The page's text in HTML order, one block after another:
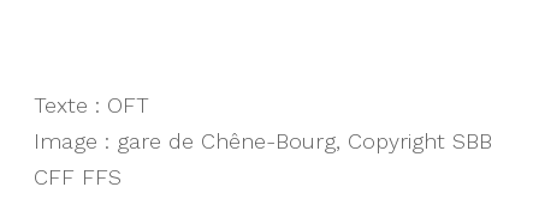
Texte : OFT
Image : gare de Chêne-Bourg, Copyright SBB
CFF FFS